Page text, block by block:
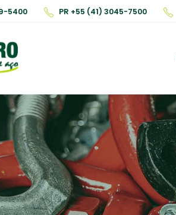
5400 PR +55 (41) 3045-7500